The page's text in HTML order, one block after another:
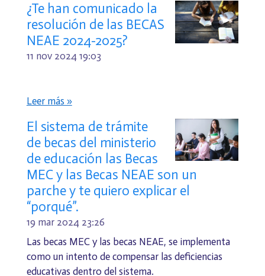
¿Te han comunicado la
resolución de las BECAS
NEAE 2024-2025?
11 nov 2024 19:03
Leer más »
El sistema de trámite
de becas del ministerio
de educación las Becas
MEC y las Becas NEAE son un
parche y te quiero explicar el
“porqué”.
19 mar 2024 23:26
Las becas MEC y las becas NEAE, se implementa
como un intento de compensar las deficiencias
educativas dentro del sistema.